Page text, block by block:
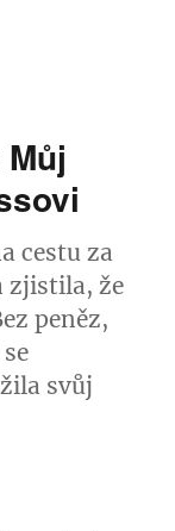
cestu za
zjistila, že
peněz,
svůj